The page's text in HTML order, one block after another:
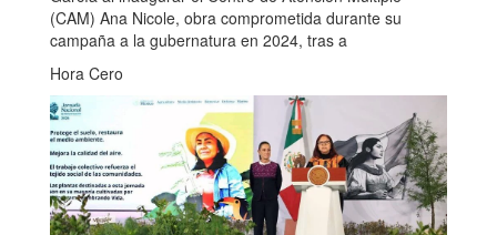
(CAM) Ana Nicole, obra comprometida durante su
campaña a la gubernatura en 2024, tras a
Hora Cero